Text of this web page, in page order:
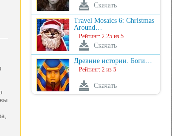
Скачать
Travel Mosaics 6: Christmas
Around…
Рейтинг: 2.25 из 5
Скачать
Древние истории. Боги…
Рейтинг: 2 из 5
Скачать